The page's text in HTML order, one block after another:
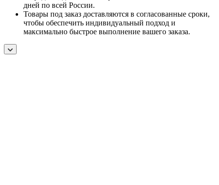
дней по всей России.
Товары под заказ доставляются в согласованные сроки,
чтобы обеспечить индивидуальный подход и
максимально быстрое выполнение вашего заказа.